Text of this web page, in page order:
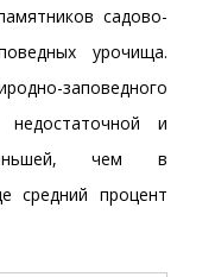
садово-
урочища.
заповедного
и
чем в
средний процент